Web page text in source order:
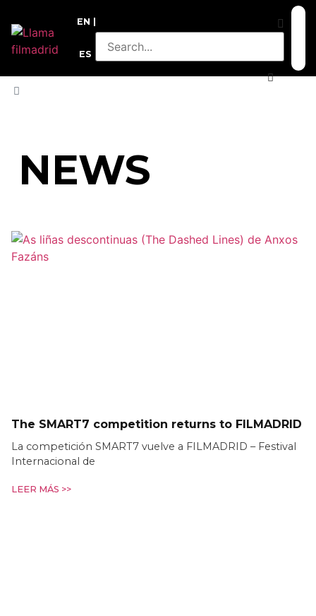
EN
ES
NEWS
The SMART7 competition returns to FILMADRID
La competición SMART7 vuelve a FILMADRID – Festival
Internacional de
LEER MÁS >>